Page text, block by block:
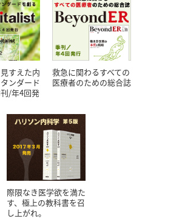
すえた内
ンダード
/年4回発
救急に関わるすべての
医療者のための総合誌
際限なき医学欲を満た
す、極上の教科書を召
し上がれ。